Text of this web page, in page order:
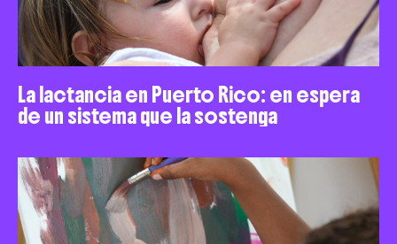
La lactancia en Puerto Rico: en espera
de un sistema que la sostenga